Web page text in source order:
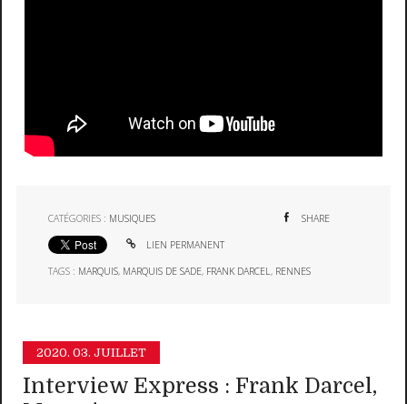
CATÉGORIES : MUSIQUES SHARE
LIEN PERMANENT
TAGS : MARQUIS, MARQUIS DE SADE, FRANK DARCEL, RENNES
2020. 03. JUILLET
Interview Express : Frank Darcel,